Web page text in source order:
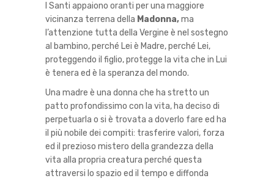
I Santi appaiono oranti per una maggiore
vicinanza terrena della Madonna,ma
l’attenzione tutta della Vergine è nel sostegno
al bambino, perché Lei è Madre, perché Lei,
proteggendo il figlio, protegge la vita che in Lui
è tenera ed è la speranza del mondo.
Una madre è una donna che ha stretto un
patto profondissimo con la vita, ha deciso di
perpetuarla o si è trovata a doverlo fare ed ha
il più nobile dei compiti: trasferire valori, forza
ed il prezioso mistero della grandezza della
vita alla propria creatura perché questa
attraversi lo spazio ed il tempo e diffonda